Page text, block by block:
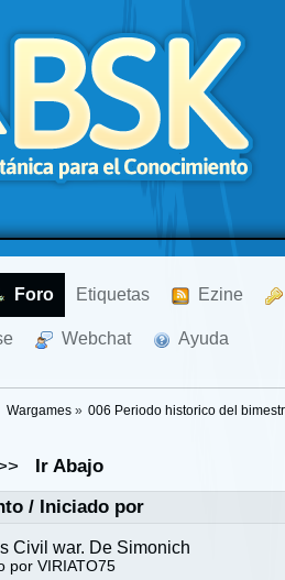
Foro Etiquetas Ezine
Webchat Ayuda
Wargames» 006 Periodo historico del
Ir Abajo
/ Iniciado por
Civil war. De Simonich
por VIRIATO75